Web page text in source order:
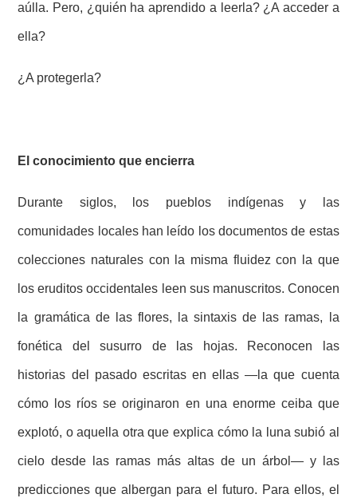
aúlla. Pero, ¿quién ha aprendido a leerla? ¿A acceder a
ella?
¿A protegerla?
El conocimiento que encierra
Durante siglos, los pueblos indígenas y las
comunidades locales han leído los documentos de estas
colecciones naturales con la misma fluidez con la que
los eruditos occidentales leen sus manuscritos. Conocen
la gramática de las flores, la sintaxis de las ramas, la
fonética del susurro de las hojas. Reconocen las
historias del pasado escritas en ellas —la que cuenta
cómo los ríos se originaron en una enorme ceiba que
explotó, o aquella otra que explica cómo la luna subió al
cielo desde las ramas más altas de un árbol— y las
predicciones que albergan para el futuro. Para ellos, el